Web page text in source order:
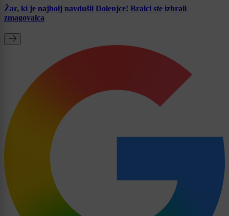
Žar, ki je najbolj navdušil Dolenjce! Bralci ste izbrali
zmagovalca